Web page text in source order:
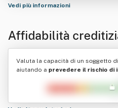
Vedi più informazioni
Affidabilità
Valuta la capacità di un soggetto
aiutando a prevedere il rischio di